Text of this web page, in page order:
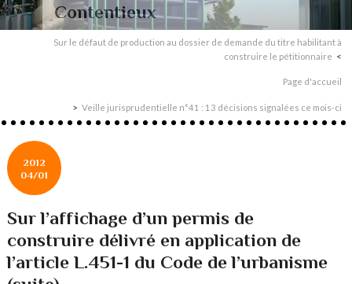
Contentieux
Sur le défaut de production au dossier de demande du titre habilitant à
construire le pétitionnaire
Page d'accueil
Veille jurisprudentielle n°41 : 13 décisions signalées ce mois-ci
2012
04/01
Sur l’affichage d’un permis de
construire délivré en application de
l’article L.451-1 du Code de l’urbanisme